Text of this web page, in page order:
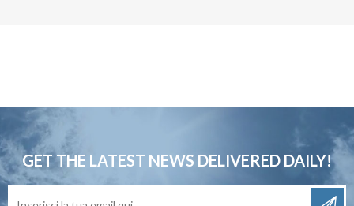
GET THE LATEST NEWS DELIVERED DAILY!